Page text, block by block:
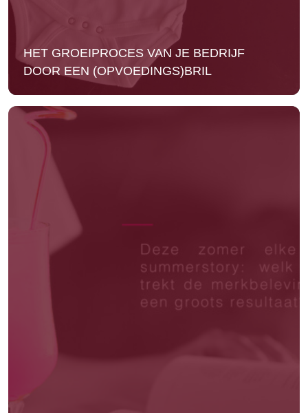
HET GROEIPROCES VAN JE BEDRIJF
DOOR EEN (OPVOEDINGS)BRIL